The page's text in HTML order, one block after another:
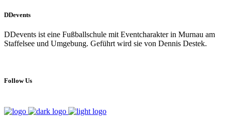
DDevents
DDevents ist eine Fußballschule mit Eventcharakter in Murnau am
Staffelsee und Umgebung. Geführt wird sie von Dennis Destek.
Follow Us